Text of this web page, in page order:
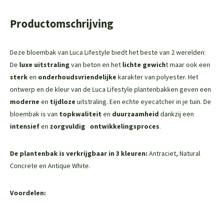
Productomschrijving
Deze bloembak van Luca Lifestyle biedt het beste van 2 werelden:
De luxe uitstraling van beton en het lichte gewicht maar ook een
sterken onderhoudsvriendelijke karakter van polyester. Het
ontwerp en de kleur van de Luca Lifestyle plantenbakken geven een
moderne en tijdloze uitstraling. Een echte eyecatcher in je tuin. De
bloembak is van topkwaliteit en duurzaamheid dankzij een
intensiefen zorgvuldig ontwikkelingsproces.
De plantenbak is verkrijgbaar in 3 kleuren: Antraciet, Natural
Concrete en Antique White.
Voordelen: